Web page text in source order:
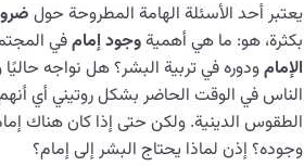
یعتبر أحد الأسئلة الهامة المطروحة حول
بكثرة، هو: ما هي أهميةوجود إمامفي
الإمامودوره في تربية البشر؟ هل نواجه
الناس في الوقت الحاضر بشكل روتيني أي
الطقوس الدينية. ولكن حتى إذا كان هناك
وجوده؟ إذن لماذا يحتاج البشر إلى إمام؟